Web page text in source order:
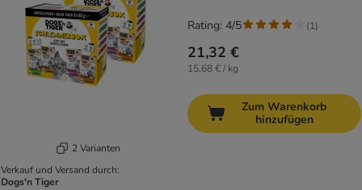
2 Varianten
Verkauf und Versand durch:
Dogs'n Tiger
21,32 €
15,68 € / kg
Rating: 4/5 (1)
Zum Warenkorb
hinzufügen